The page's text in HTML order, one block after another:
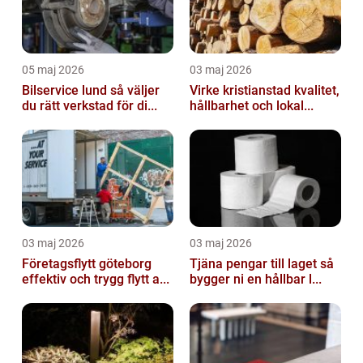
05 maj 2026
Bilservice lund så väljer
du rätt verkstad för di...
03 maj 2026
Virke kristianstad kvalitet,
hållbarhet och lokal...
03 maj 2026
Företagsflytt göteborg
effektiv och trygg flytt a...
03 maj 2026
Tjäna pengar till laget så
bygger ni en hållbar l...